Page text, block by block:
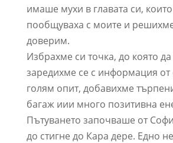
имаше мухи в главата си,
пообщуваха с моите и
доверим.
Избрахме си точка, до която
заредихме се с информация от
голям опит, добавихме
багаж иии много позитивна
Пътуването започваше от
до стигне до Кара дере. Едно